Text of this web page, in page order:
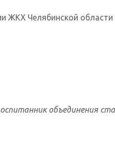
Челябинской области
объединения